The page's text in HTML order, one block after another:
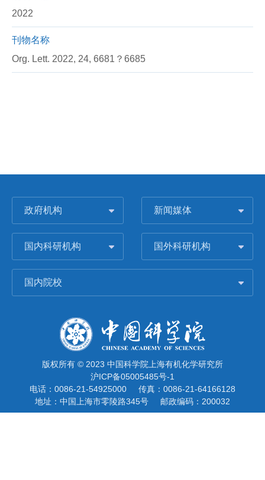
2022
刊物名称
Org. Lett. 2022, 24, 6681？6685
政府机构 新闻媒体
国内科研机构 国外科研机构
国内院校
版权所有 © 2023 中国科学院上海有机化学研究所
沪ICP备05005485号-1
电话：0086-21-54925000
传真：0086-21-64166128
地址：中国上海市零陵路345号
邮政编码：200032